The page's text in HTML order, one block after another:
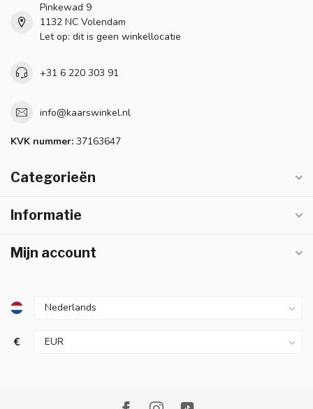
Pinkewad 9
1132 NC Volendam
Let op: dit is geen winkellocatie
+31 6 220 303 91
info@kaarswinkel.nl
KVK nummer: 37163647
Categorieën
Informatie
Mijn account
€